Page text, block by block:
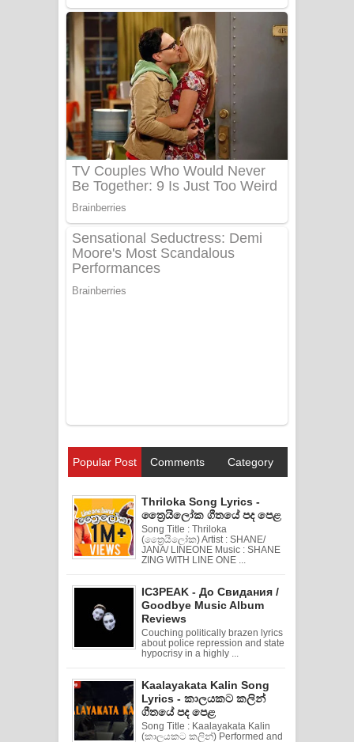
Popular Post Comments Category
Thriloka Song Lyrics -
ත්‍රෛයිලෝක ගීතයේ පද පෙළ
Song Title : Thriloka
(ත්‍රෛයිලෝක) Artist : SHANE/
JANA/ LINEONE Music : SHANE
ZING WITH LINE ONE ...
IC3PEAK - До Свидания /
Goodbye Music Album
Reviews
Couching politically brazen lyrics
about police repression and state
hypocrisy in a highly ...
Kaalayakata Kalin Song
Lyrics - කාලයකට කලින්
ගීතයේ පද පෙළ
Song Title : Kaalayakata Kalin
(කාලයකට කලින්) Performed and